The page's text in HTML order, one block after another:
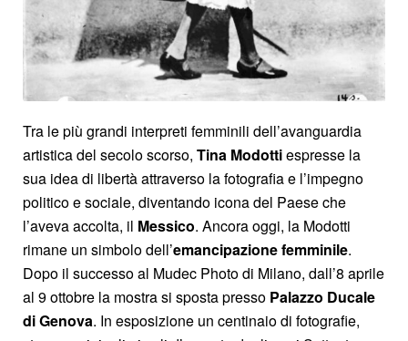
Tra le più grandi interpreti femminili dell’avanguardia
artistica del secolo scorso, Tina Modottiespresse la
sua idea di libertà attraverso la fotografia e l’impegno
politico e sociale, diventando icona del Paese che
l’aveva accolta, il Messico. Ancora oggi, la Modotti
rimane un simbolo dell’emancipazione femminile.
Dopo il successo al Mudec Photo di Milano, dall’8 aprile
al 9 ottobre la mostra si sposta presso Palazzo Ducale
di Genova. In esposizione un centinaio di fotografie,